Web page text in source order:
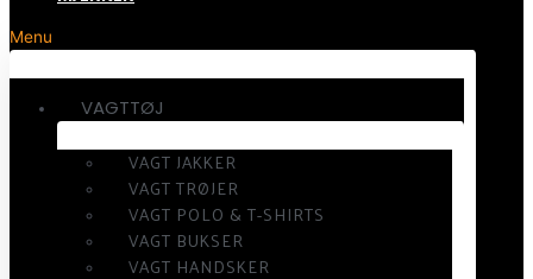
Menu
VAGTTØJ
VAGT JAKKER
VAGT TRØJER
VAGT POLO & T-SHIRTS
VAGT BUKSER
VAGT HANDSKER